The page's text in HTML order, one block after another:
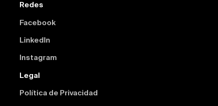
Redes
Facebook
Linkedln
Instagram
Legal
Política de Privacidad